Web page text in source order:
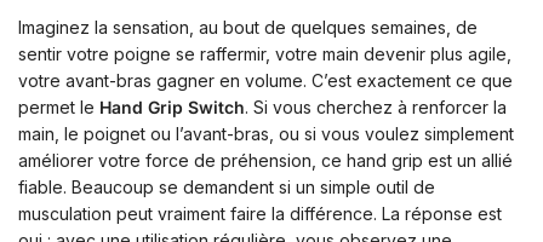
Imaginez la sensation, au bout de quelques semaines, de
sentir votre poigne se raffermir, votre main devenir plus agile,
votre avant-bras gagner en volume. C’est exactement ce que
permet le Hand Grip Switch. Si vous cherchez à renforcer la
main, le poignet ou l’avant-bras, ou si vous voulez simplement
améliorer votre force de préhension, ce hand grip est un allié
fiable. Beaucoup se demandent si un simple outil de
musculation peut vraiment faire la différence. La réponse est